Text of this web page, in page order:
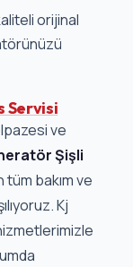
orijinal
Servisi
ve
Şişli
bakım ve
Kj